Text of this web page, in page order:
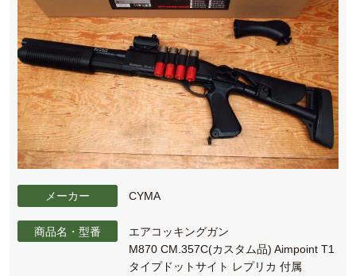
メーカー CYMA
商品名・型番
エアコッキングガン
M870 CM.357C(カスタム品) Aimpoint T1
タイプドットサイト レプリカ 付属